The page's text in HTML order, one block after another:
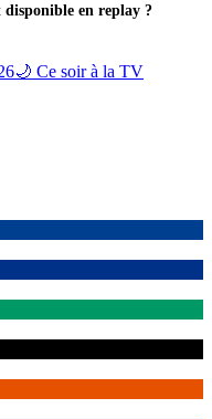
disponible en replay ?
🌙 Ce soir à la TV